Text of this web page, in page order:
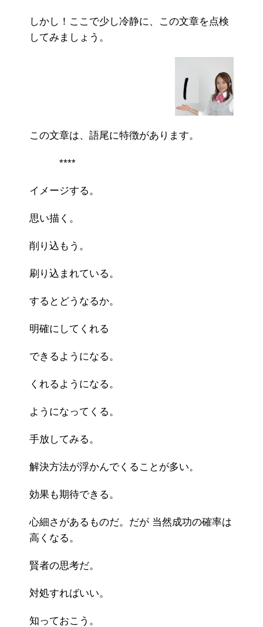
しかし！ここで少し冷静に、この文章を点検
してみましょう。
この文章は、語尾に特徴があります。
****
イメージする。
思い描く。
削り込もう。
刷り込まれている。
するとどうなるか。
明確にしてくれる
できるようになる。
くれるようになる。
ようになってくる。
手放してみる。
解決方法が浮かんでくることが多い。
効果も期待できる。
心細さがあるものだ。だが 当然成功の確率は
高くなる。
賢者の思考だ。
対処すればいい。
知っておこう。